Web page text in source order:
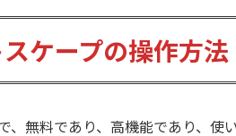
ケープの操作方法
、無料であり、高機能であり、使